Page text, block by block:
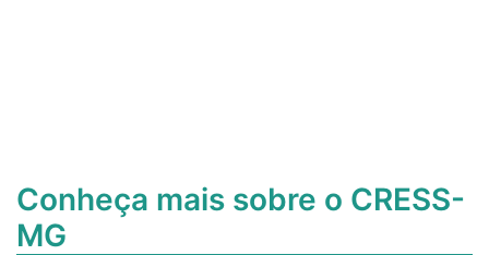
Conheça mais sobre o CRESS-
MG